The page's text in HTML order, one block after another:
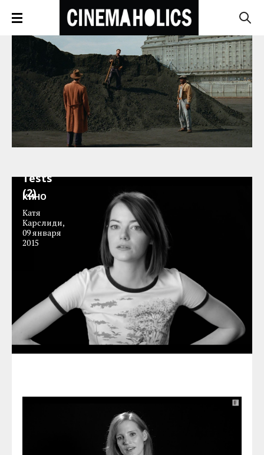
Tests
(2)
Катя
Карслиди,
09 января
2015
КИНО